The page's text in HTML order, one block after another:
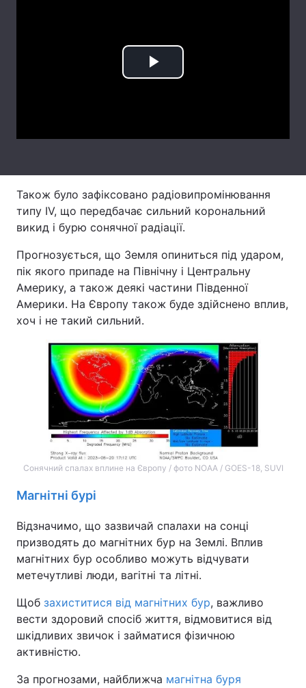
Play
Також було зафіксовано радіовипромінювання
типу IV, що передбачає сильний корональний
викид і бурю сонячної радіації.
Прогнозується, що Земля опиниться під ударом,
пік якого припаде на Північну і Центральну
Америку, а також деякі частини Південної
Америки. На Європу також буде здійснено вплив,
хоч і не такий сильний.
Сонячний спалах вплине на Європу / фото NOAA / GOES-18, SUVI
Магнітні бурі
Відзначимо, що зазвичай спалахи на сонці
призводять до магнітних бур на Землі. Вплив
магнітних бур особливо можуть відчувати
метечутливі люди, вагітні та літні.
Щоб захиститися від магнітних бур, важливо
вести здоровий спосіб життя, відмовитися від
шкідливих звичок і займатися фізичною
активністю.
За прогнозами, найближча магнітна буря